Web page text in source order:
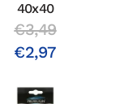
40x40
€3,49
€2,97